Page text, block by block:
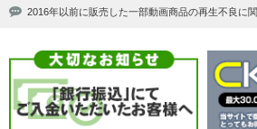
2016年以前に販売した一部動画商品の再生不良に